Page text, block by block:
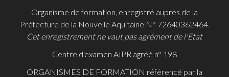
Organisme de formation, enregistré auprès de la
Préfecture de la Nouvelle Aquitaine N° 72640362464.
Cet enregistrement ne vaut pas agrément de l'Etat
Centre d'examen AIPR agréé n° 198
ORGANISMES DE FORMATION référencé par la